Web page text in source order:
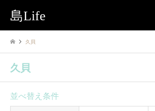
島Life
久貝
久貝
並べ替え条件